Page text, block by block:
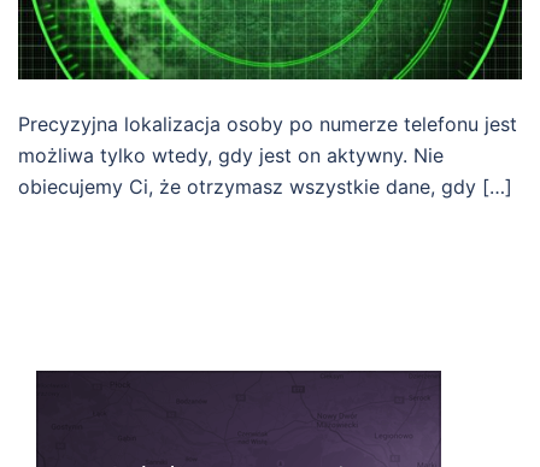
Precyzyjna lokalizacja osoby po numerze telefonu jest
możliwa tylko wtedy, gdy jest on aktywny. Nie
obiecujemy Ci, że otrzymasz wszystkie dane, gdy […]